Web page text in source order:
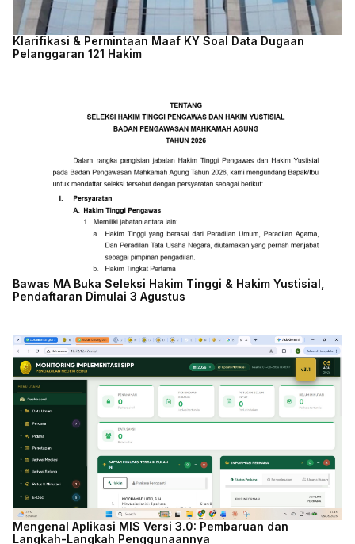
Klarifikasi & Permintaan Maaf KY Soal Data Dugaan
Pelanggaran 121 Hakim
Bawas MA Buka Seleksi Hakim Tinggi & Hakim Yustisial,
Pendaftaran Dimulai 3 Agustus
Mengenal Aplikasi MIS Versi 3.0: Pembaruan dan
Langkah-Langkah Penggunaannya